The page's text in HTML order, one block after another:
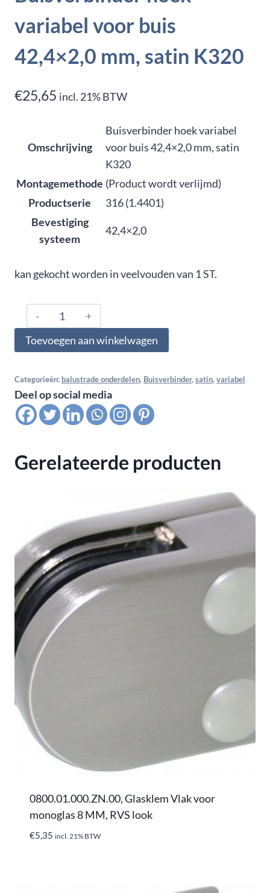
variabel voor buis
42,4×2,0 mm, satin K320
€25,65 incl. 21% BTW
Omschrijving
Buisverbinder hoek variabel
voor buis 42,4×2,0 mm, satin
K320
Montagemethode (Product wordt verlijmd)
Productserie
316 (1.4401)
Bevestiging
systeem
42,4×2,0
kan gekocht worden in veelvouden van 1 ST.
316.420.0209,
Buisverbinder
hoek
voor
buis
42,4x2,0
K320
Toevoegen aan winkelwagen
Categorieën: balustrade onderdelen, Buisverbinder, satin, variabel
Deel op social media
Gerelateerde producten
0800.01.000.ZN.00, Glasklem Vlak voor
monoglas 8 MM, RVS look
€5,35 incl. 21% BTW